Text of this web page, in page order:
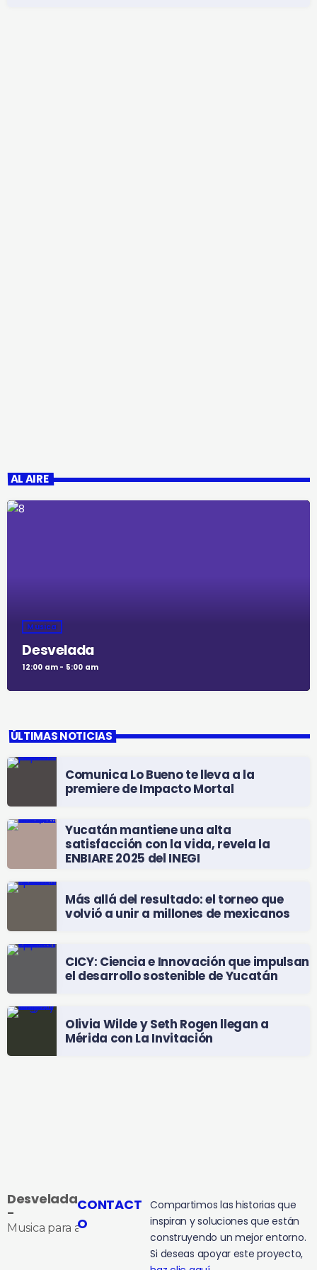
AL AIRE
Musica
Desvelada
12:00 am - 5:00 am
ÚLTIMAS NOTICIAS
Comunica Lo Bueno te lleva a la
premiere de Impacto Mortal
Yucatán mantiene una alta
satisfacción con la vida, revela la
ENBIARE 2025 del INEGI
Más allá del resultado: el torneo que
volvió a unir a millones de mexicanos
CICY: Ciencia e Innovación que impulsan
el desarrollo sostenible de Yucatán
Olivia Wilde y Seth Rogen llegan a
Mérida con La Invitación
Desvelada
-
Musica para acompañarte toda la noche
CONTACT
O
Compartimos las historias que
inspiran y soluciones que están
construyendo un mejor entorno.
Si deseas apoyar este proyecto,